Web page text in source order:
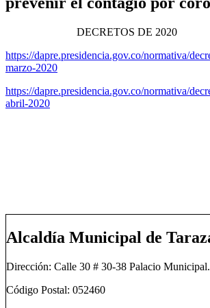
DECRETOS DE 2020
https://dapre.presidencia.gov.co/normativa/
marzo-2020
https://dapre.presidencia.gov.co/normativa/
abril-2020
Alcaldía Municipal de
Dirección: Calle 30 # 30-38 Palacio Municipal.
Código Postal: 052460